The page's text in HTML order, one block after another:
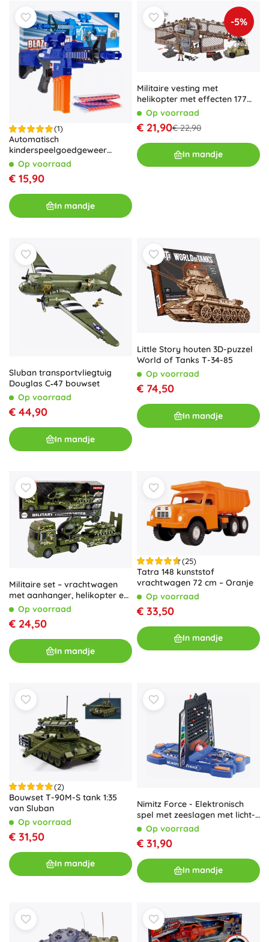
(1)
Automatisch
kinderspeelgoedgeweer
BLAZE STORM met 20 foam
pijltjes en vizier
Op voorraad
€ 15,90
In mandje
-5%
Militaire vesting met
helikopter met effecten 177
cmOp voorraad
€ 21,90€ 22,90
In mandje
Sluban transportvliegtuig
Douglas C‑47 bouwset
Op voorraad
€ 44,90
In mandje
Little Story houten 3D-puzzel
World of Tanks T-34-85
Op voorraad
€ 74,50
In mandje
Militaire set – vrachtwagen
met aanhanger, helikopter en
tank met vliegwiel
Op voorraad
€ 24,50
In mandje
(25)
Tatra 148 kunststof
vrachtwagen 72 cm – Oranje
Op voorraad
€ 33,50
In mandje
(2)
Bouwset T-90M-S tank 1:35
van Sluban
Op voorraad
€ 31,50
In mandje
Nimitz Force - Elektronisch
spel met zeeslagen met licht-
en geluidseffecten
Op voorraad
€ 31,90
In mandje